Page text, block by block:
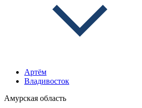
Артём
Владивосток
Амурская область